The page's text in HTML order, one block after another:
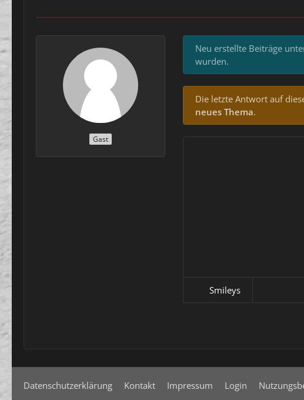
Gast
Neu erstellte Beiträge
wurden.
Die letzte Antwort auf
neues Thema.
Smileys
Datenschutzerklärung Kontakt Impressum Login